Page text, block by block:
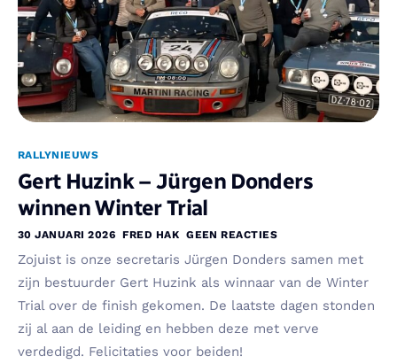
RALLYNIEUWS
Gert Huzink – Jürgen Donders
winnen Winter Trial
30 JANUARI 2026 FRED HAK GEEN REACTIES
Zojuist is onze secretaris Jürgen Donders samen met
zijn bestuurder Gert Huzink als winnaar van de Winter
Trial over de finish gekomen. De laatste dagen stonden
zij al aan de leiding en hebben deze met verve
verdedigd. Felicitaties voor beiden!